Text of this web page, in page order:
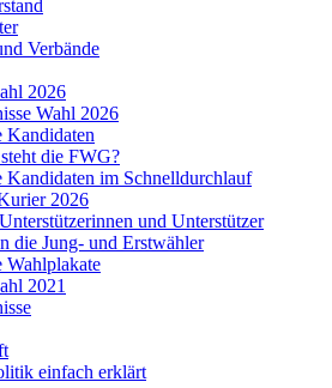
Verbände
2026
Wahl 2026
Kandidaten
die FWG?
Kandidaten im Schnelldurchlauf
2026
und Unterstützer
die Jung- und Erstwähler
Wahlplakate
2021
einfach erklärt